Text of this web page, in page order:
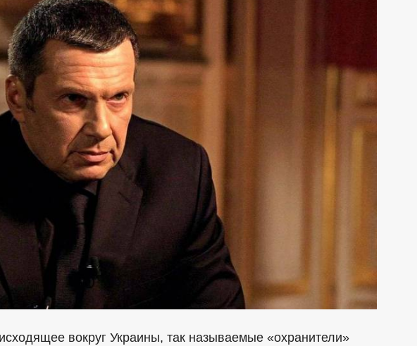
вокруг Украины, так называемые «охранители»